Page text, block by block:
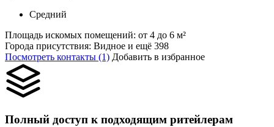
Средний
Площадь искомых помещений: от 4 до 6 м²
Города присутствия: Видное и ещё 398
Посмотреть контакты (1) Добавить в избранное
Полный доступ к подходящим ритейлерам